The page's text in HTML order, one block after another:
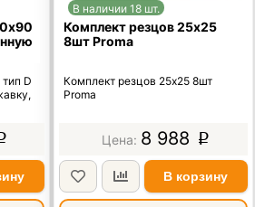
D
В наличии 18 шт.
Комплект резцов 25х25
8шт Proma
Комплект резцов 25х25 8шт
Proma
8 988 p
В корзину